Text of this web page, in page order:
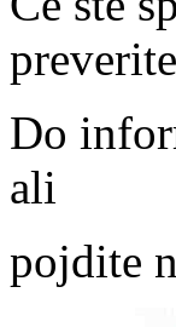
Do
ali
pojdite